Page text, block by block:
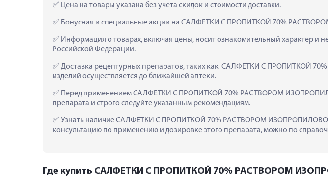
Цена на товары указана без учета скидок и стоимости доставки.
Бонусная и специальные акции на САЛФЕТКИ С ПРОПИТКОЙ 70%
Информация о товарах, включая цены, носит ознакомительный характер и
Российской Федерации.
Доставка рецептурных препаратов, таких как  САЛФЕТКИ С ПРОПИТКОЙ
изделий осуществляется до ближайшей аптеки.
Перед применением САЛФЕТКИ С ПРОПИТКОЙ 70% РАСТВОРОМ
препарата и строго следуйте указанным рекомендациям.
Узнать наличие САЛФЕТКИ С ПРОПИТКОЙ 70% РАСТВОРОМ
консультацию по применению и дозировке этого препарата, можно по
Где купить САЛФЕТКИ С ПРОПИТКОЙ 70% РАСТВОРОМ